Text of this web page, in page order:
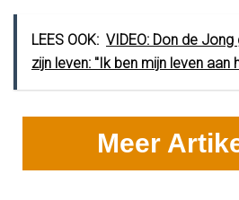
LEES OOK: VIDEO: Don de
zijn leven: ''Ik ben mijn leven aan
Meer